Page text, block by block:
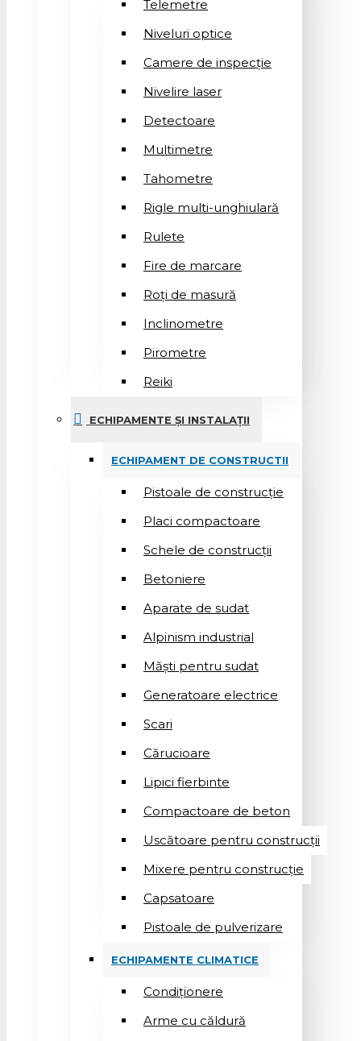
Telemetre
Niveluri optice
Camere de inspecție
Nivelire laser
Detectoare
Multimetre
Tahometre
Rigle multi-unghiulară
Rulete
Fire de marcare
Roți de masură
Inclinometre
Pirometre
Reiki
ECHIPAMENTE ȘI INSTALAȚII
ECHIPAMENT DE CONSTRUCTII
Pistoale de construcție
Placi compactoare
Schele de construcții
Betoniere
Aparate de sudat
Alpinism industrial
Măști pentru sudat
Generatoare electrice
Scari
Cărucioare
Lipici fierbinte
Compactoare de beton
Uscătoare pentru construcții
Mixere pentru construcție
Capsatoare
Pistoale de pulverizare
ECHIPAMENTE CLIMATICE
Condiționere
Arme cu căldură